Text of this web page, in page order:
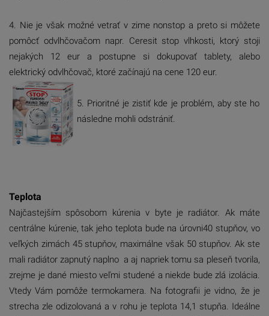
4. Nie je však možné vetrať v zime nonstop a preto si môžete
pomôcť odvlhčovačom napr. Ceresit stop vlhkosti, ktorý stoji
nejakých 12 eur a postupne si dokupovať tablety, alebo
elektrický odvlhčovač, ktoré začínajú na cene 120 eur.
5. Prioritné je zistiť kde je problém, aby ste ho
následne mohli odstrániť.
Teplota
Najčastejším spôsobom kúrenia v byte je radiátor. Ak máte
centrálne kúrenie, tak jeho teplota bude na úrovni40 stupňov, vo
veľkých zimách 45 stupňov, maximálne však 50 stupňov. Ak ste
mali radiátor zapnutý naplno a aj napriek tomu sa pleseň tvorila,
zrejme je dané miesto veľmi studené a niekde bude zlá izolácia.
Vtedy Vám pomôže termokamera. Na fotografii je vidno, že je
strecha zle odizolovaná a v rohu je teplota 14,1 stupňa. Ideálne